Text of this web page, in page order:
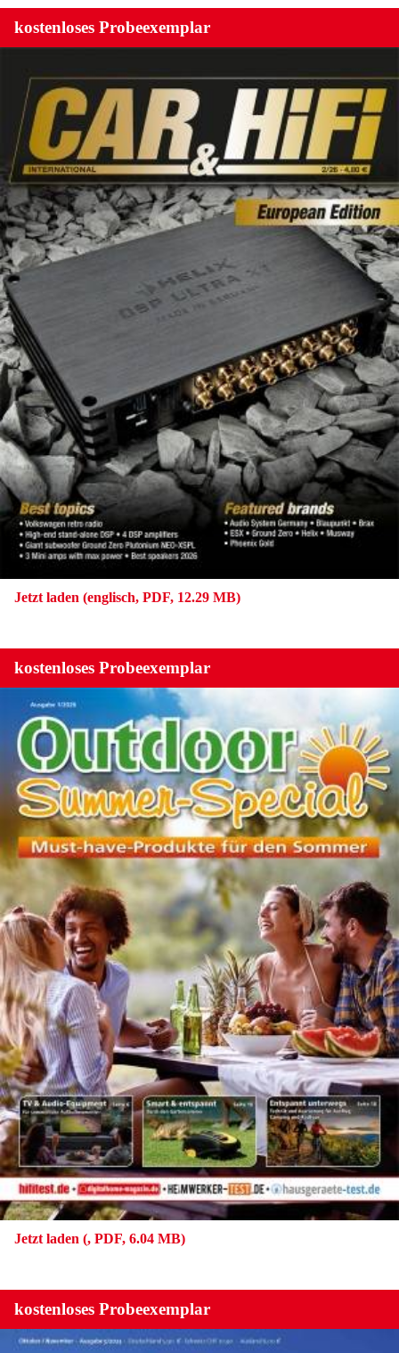
kostenloses Probeexemplar
Jetzt laden (englisch, PDF, 12.29 MB)
kostenloses Probeexemplar
Jetzt laden (, PDF, 6.04 MB)
kostenloses Probeexemplar